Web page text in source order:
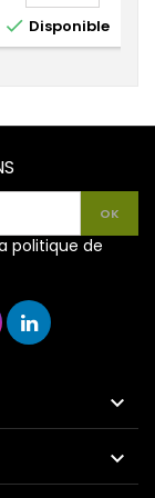
 Disponible
politique de

